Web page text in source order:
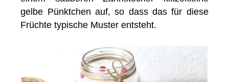
gelbe Pünktchen auf, so dass das für diese
Früchte typische Muster entsteht.